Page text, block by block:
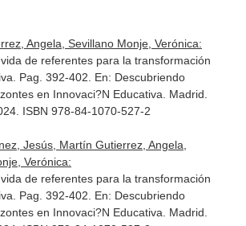
Angela, Sevillano Monje, Verónica:
de referentes para la transformación
Pag. 392-402. En: Descubriendo
en Innovaci?N Educativa . Madrid.
ISBN 978-84-1070-527-2
Jesús, Martín Gutierrez, Angela,
Verónica:
de referentes para la transformación
Pag. 392-402. En: Descubriendo
en Innovaci?N Educativa . Madrid.